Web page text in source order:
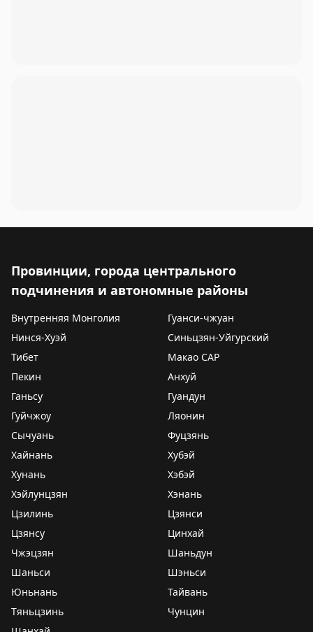
Провинции, города центрального
подчинения и автономные районы
Внутренняя Монголия
Гуанси-чжуан
Нинся-Хуэй
Синьцзян-Уйгурский
Тибет
Макао САР
Пекин
Анхуй
Ганьсу
Гуандун
Гуйчжоу
Ляонин
Сычуань
Фуцзянь
Хайнань
Хубэй
Хунань
Хэбэй
Хэйлунцзян
Хэнань
Цзилинь
Цзянси
Цзянсу
Цинхай
Чжэцзян
Шаньдун
Шаньси
Шэньси
Юньнань
Тайвань
Тяньцзинь
Чунцин